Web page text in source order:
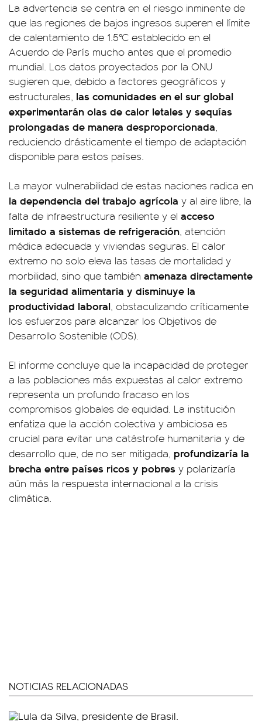
La advertencia se centra en el riesgo inminente de
que las regiones de bajos ingresos superen el límite
de calentamiento de 1.5°C establecido en el
Acuerdo de París mucho antes que el promedio
mundial. Los datos proyectados por la ONU
sugieren que, debido a factores geográficos y
estructurales, las comunidades en el sur global
experimentarán olas de calor letales y sequías
prolongadas de manera desproporcionada,
reduciendo drásticamente el tiempo de adaptación
disponible para estos países.
La mayor vulnerabilidad de estas naciones radica en
la dependencia del trabajo agrícola y al aire libre, la
falta de infraestructura resiliente y el acceso
limitado a sistemas de refrigeración, atención
médica adecuada y viviendas seguras. El calor
extremo no solo eleva las tasas de mortalidad y
morbilidad, sino que también amenaza directamente
la seguridad alimentaria y disminuye la
productividad laboral, obstaculizando críticamente
los esfuerzos para alcanzar los Objetivos de
Desarrollo Sostenible (ODS).
El informe concluye que la incapacidad de proteger
a las poblaciones más expuestas al calor extremo
representa un profundo fracaso en los
compromisos globales de equidad. La institución
enfatiza que la acción colectiva y ambiciosa es
crucial para evitar una catástrofe humanitaria y de
desarrollo que, de no ser mitigada, profundizaría la
brecha entre países ricos y pobres y polarizaría
aún más la respuesta internacional a la crisis
climática.
NOTICIAS RELACIONADAS